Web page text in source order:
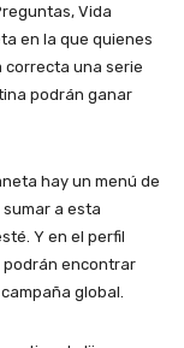
Vida
en la que quienes
correcta una serie
podrán ganar
hay un menú de
a esta
Y en el perfil
podrán encontrar
global.